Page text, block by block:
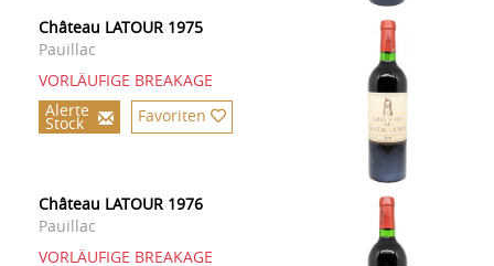
Château LATOUR 1975
Pauillac
VORLÄUFIGE BREAKAGE
Alerte
Stock Favoriten
Château LATOUR 1976
Pauillac
VORLÄUFIGE BREAKAGE